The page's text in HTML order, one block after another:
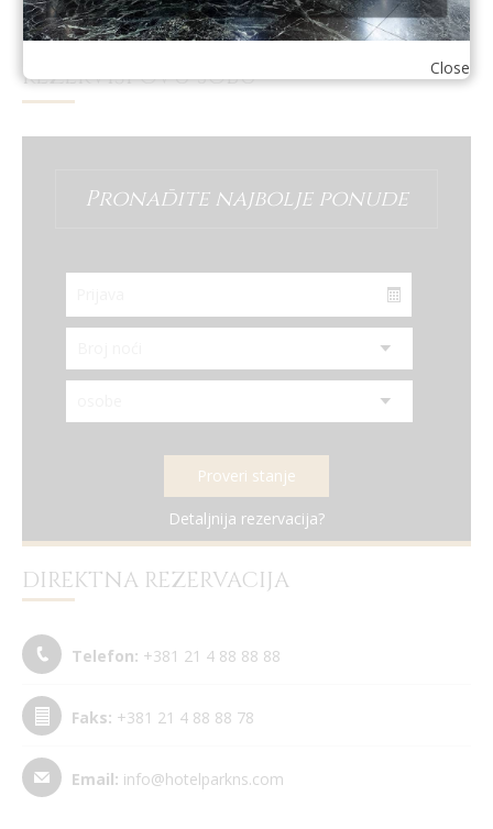
REZERVIŠI OVU SOBU
Pronađite najbolje ponude
Detaljnija rezervacija?
DIREKTNA REZERVACIJA
Telefon: +381 21 4 88 88 88
Faks: +381 21 4 88 88 78
Email: info@hotelparkns.com
Close